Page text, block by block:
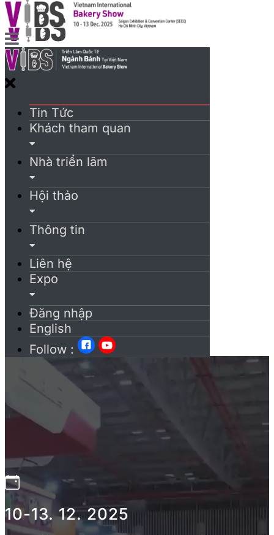
Tin Tức
Khách tham quan
Nhà triển lãm
Hội thảo
Thông tin
Liên hệ
Expo
Đăng nhập
English
Follow :
10-13. 12. 2025